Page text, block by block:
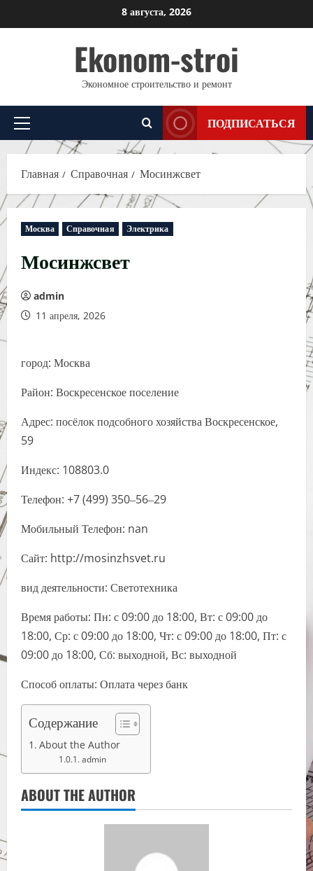
к
8 августа, 2026
Ekonom-stroi
Экономное строительство и ремонт
Основное
меню
ПОДПИСАТЬСЯ
Главная Справочная Мосинжсвет
Москва Справочная Электрика
Мосинжсвет
admin
11 апреля, 2026
город: Москва
Район: Воскресенское поселение
Адрес: посёлок подсобного хозяйства Воскресенское,
59
Индекс: 108803.0
Телефон: +7 (499) 350‒56‒29
Мобильный Телефон: nan
Сайт: http://mosinzhsvet.ru
вид деятельности: Светотехника
Время работы: Пн: с 09:00 до 18:00, Вт: с 09:00 до
18:00, Ср: с 09:00 до 18:00, Чт: с 09:00 до 18:00, Пт: с
09:00 до 18:00, Сб: выходной, Вс: выходной
Способ оплаты: Оплата через банк
Содержание
About the Author
admin
ABOUT THE AUTHOR